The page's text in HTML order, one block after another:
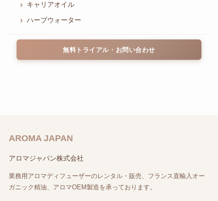
キャリアオイル
ハーブウォーター
無料トライアル・お問い合わせ
AROMA JAPAN
アロマジャパン株式会社
業務用アロマディフューザーのレンタル・販売、フランス直輸入オー
ガニック精油、アロマOEM製造を承っております。